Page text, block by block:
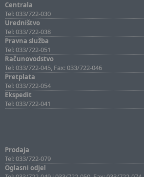
Centrala
Tel: 033/722-030
Uredništvo
Tel: 033/722-038
Pravna služba
Tel: 033/722-051
Računovodstvo
Tel: 033/722-045, Fax: 033/722-046
Pretplata
Tel: 033/722-054
Ekspedit
Tel: 033/722-041
Prodaja
Tel: 033/722-079
Oglasni odjel